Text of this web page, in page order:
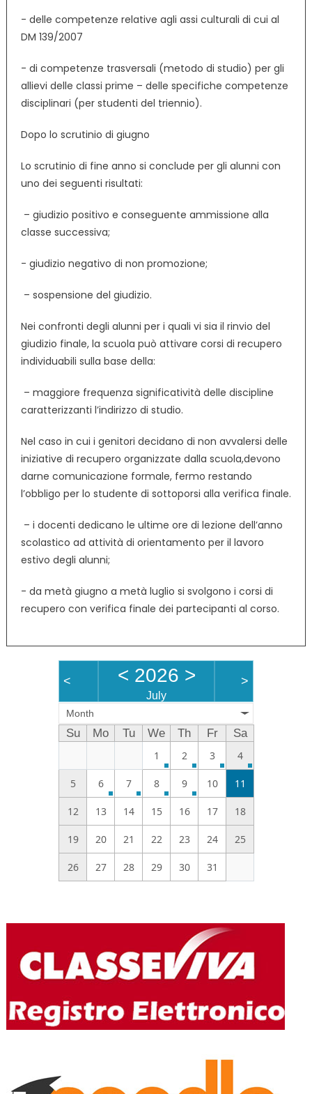
­- delle competenze relative agli assi culturali di cui al
DM 139/2007
­- di competenze trasversali (metodo di studio) per gli
allievi delle classi prime – delle specifiche competenze
disciplinari (per studenti del triennio).
Dopo lo scrutinio di giugno
Lo scrutinio di fine anno si conclude per gli alunni con
uno dei seguenti risultati:
­ – giudizio positivo e conseguente ammissione alla
classe successiva;
­- giudizio negativo di non promozione;
­ – sospensione del giudizio.
Nei confronti degli alunni per i quali vi sia il rinvio del
giudizio finale, la scuola può attivare corsi di recupero
individuabili sulla base della:
­ – maggiore frequenza significatività delle discipline
caratterizzanti l’indirizzo di studio.
Nel caso in cui i genitori decidano di non avvalersi delle
iniziative di recupero organizzate dalla scuola,devono
darne comunicazione formale, fermo restando
l’obbligo per lo studente di sottoporsi alla verifica finale.
­ – i docenti dedicano le ultime ore di lezione dell’anno
scolastico ad attività di orientamento per il lavoro
estivo degli alunni;
­- da metà giugno a metà luglio si svolgono i corsi di
recupero con verifica finale dei partecipanti al corso.
< < 2026 >
July
>
Month
Su Mo Tu We Th Fr
Sa
1
2 3 4
5 6 7 8 9 10 11
12 13 14 15 16 17 18
19 20 21 22 23 24 25
26 27 28 29 30 31